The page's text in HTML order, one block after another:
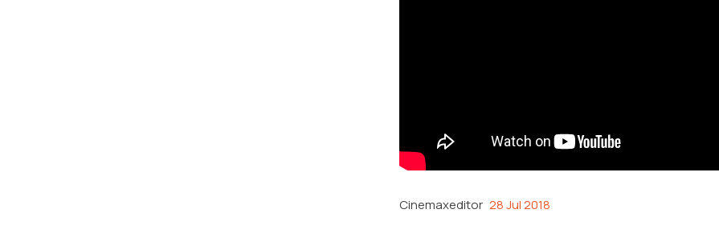
Cinemaxeditor 28 Jul 2018